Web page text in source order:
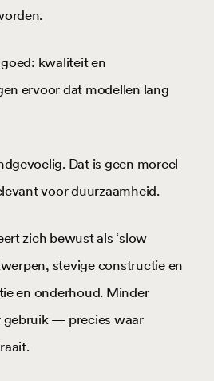
kwaliteit en
ervoor dat modellen lang
Dat is geen moreel
voor duurzaamheid.
zich bewust als ‘slow
stevige constructie en
en onderhoud. Minder
gebruik — precies waar